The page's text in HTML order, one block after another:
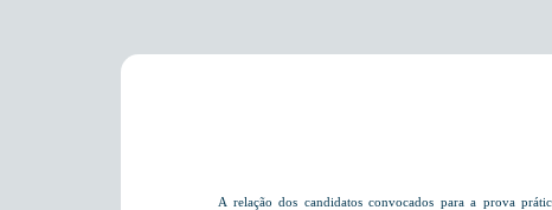
A relação dos candidatos convocados para a prova